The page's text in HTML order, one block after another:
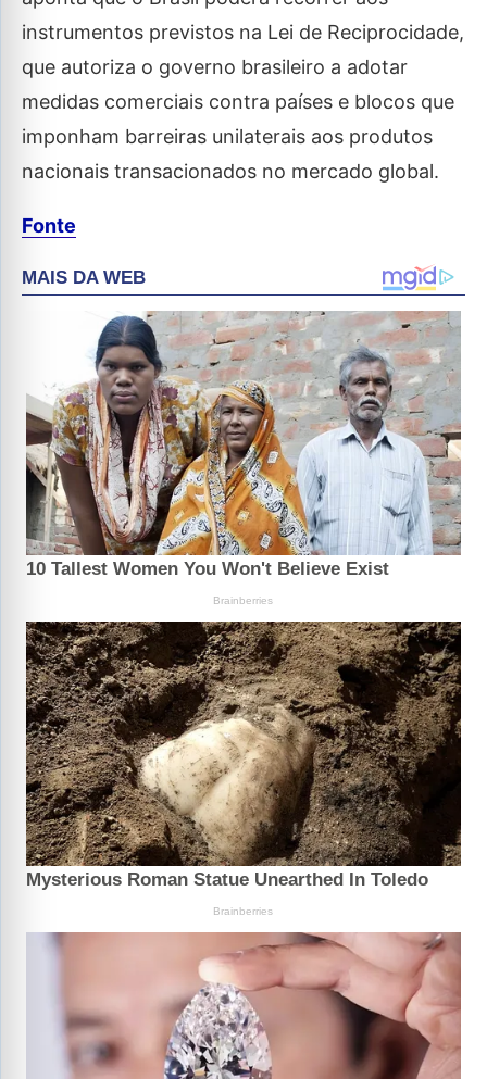
instrumentos previstos na Lei de Reciprocidade,
que autoriza o governo brasileiro a adotar
medidas comerciais contra países e blocos que
imponham barreiras unilaterais aos produtos
nacionais transacionados no mercado global.
Fonte